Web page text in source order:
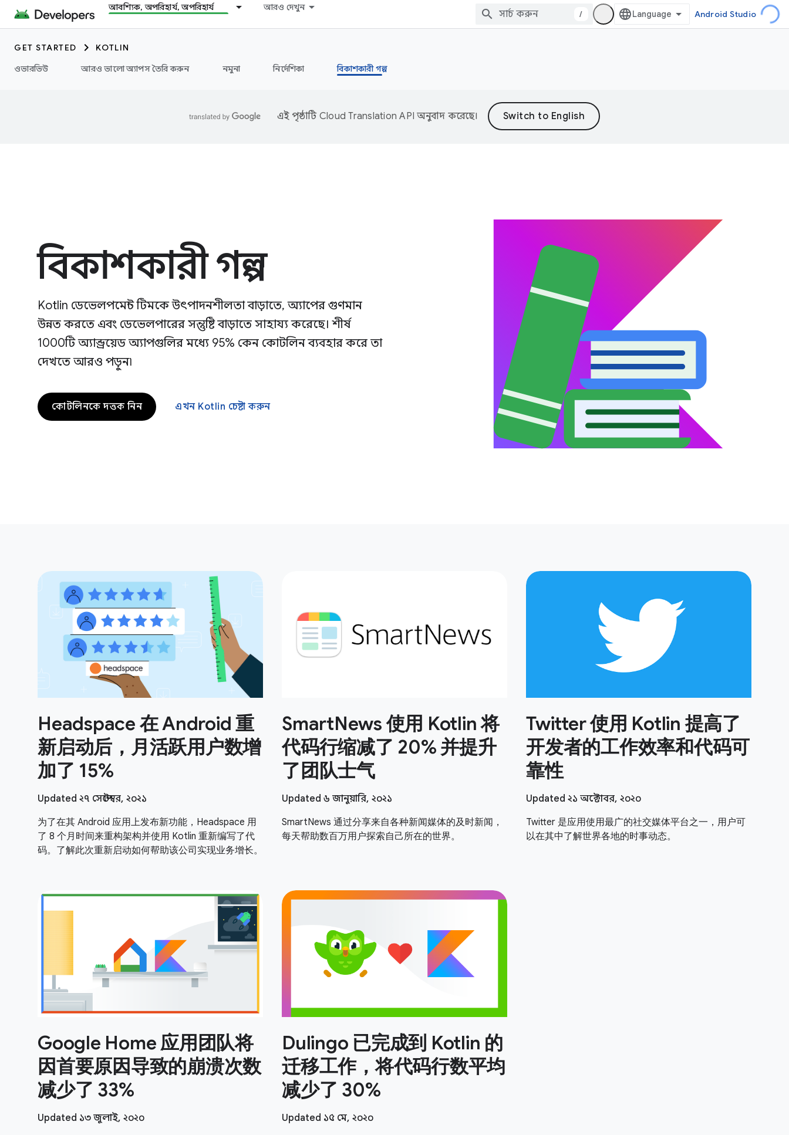
আবশ্যিক, অপরিহার্য, অপরিহার্য আরও দেখুন
/ Android Studio
GET STARTED
KOTLIN
ওভারভিউ
আরও ভালো অ্যাপস তৈরি করুন নমুনা নির্দেশিকা বিকাশকারী গল্প
এই পৃষ্ঠাটি Cloud Translation API অনুবাদ করেছে।
বিকাশকারী গল্প
Kotlin ডেভেলপমেন্ট টিমকে উৎপাদনশীলতা বাড়াতে, অ্যাপের গুণমান
উন্নত করতে এবং ডেভেলপারের সন্তুষ্টি বাড়াতে সাহায্য করেছে। শীর্ষ
1000টি অ্যান্ড্রয়েড অ্যাপগুলির মধ্যে 95% কেন কোটলিন ব্যবহার করে তা
দেখতে আরও পড়ুন৷
কোটলিনকে দত্তক নিন এখন Kotlin চেষ্টা করুন
Headspace 在 Android 重
新启动后，月活跃用户数增
加了 15%
Updated ২৭ সেপ্টেম্বর, ২০২১
为了在其 Android 应用上发布新功能，Headspace 用
了 8 个月时间来重构架构并使用 Kotlin 重新编写了代
码。了解此次重新启动如何帮助该公司实现业务增长。
SmartNews 使用 Kotlin 将
代码行缩减了 20% 并提升
了团队士气
Updated ৬ জানুয়ারি, ২০২১
SmartNews 通过分享来自各种新闻媒体的及时新闻，
每天帮助数百万用户探索自己所在的世界。
Twitter 使用 Kotlin 提高了
开发者的工作效率和代码可
靠性
Updated ২১ অক্টোবর, ২০২০
Twitter 是应用使用最广的社交媒体平台之一，用户可
以在其中了解世界各地的时事动态。
Google Home 应用团队将
因首要原因导致的崩溃次数
减少了 33%
Updated ১৩ জুলাই, ২০২০
Dulingo 已完成到 Kotlin 的
迁移工作，将代码行数平均
减少了 30%
Updated ১৫ মে, ২০২০